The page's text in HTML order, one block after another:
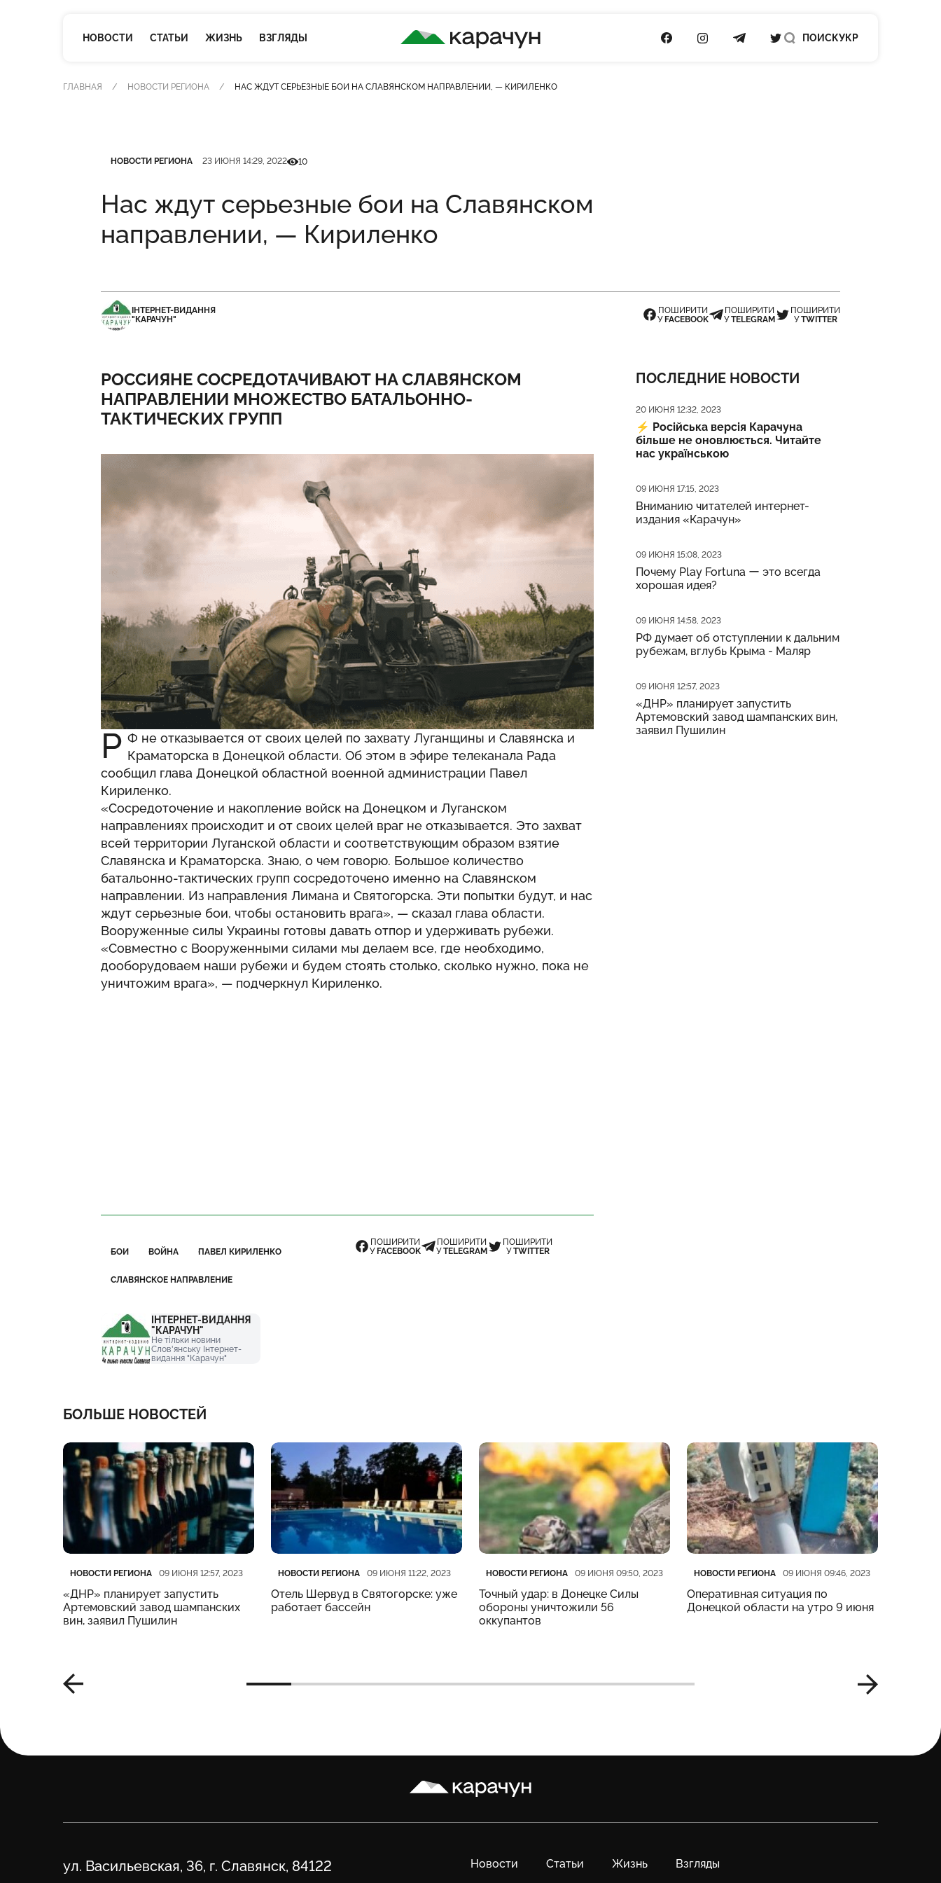
НОВОСТИ СТАТЬИ ЖИЗНЬ ВЗГЛЯДЫ
КАРАЧУН
ПОСИЛАННЯ НА FACEBOOK
ПОСИЛАННЯ НА INSTAGRAM
ПОСИЛАННЯ НА TELEGRAM
ПОСИЛАННЯ НА TWITTER
ПОИСКУКР
ГЛАВНАЯ НОВОСТИ РЕГИОНА НАС ЖДУТ СЕРЬЕЗНЫЕ БОИ НА СЛАВЯНСКОМ НАПРАВЛЕНИИ, — КИРИЛЕНКО
НОВОСТИ РЕГИОНА 23 ИЮНЯ 14:29, 2022Кількість переглядів
10
Нас ждут серьезные бои на Славянском
направлении, — Кириленко
ІНТЕРНЕТ-ВИДАННЯ
"КАРАЧУН"
ПОШИРИТИ
У FACEBOOK
ПОШИРИТИ
УTELEGRAM
ПОШИРИТИ
УTWITTER
РОССИЯНЕ СОСРЕДОТАЧИВАЮТ НА СЛАВЯНСКОМ
НАПРАВЛЕНИИ МНОЖЕСТВО БАТАЛЬОННО-
ТАКТИЧЕСКИХ ГРУПП
Р Ф не отказывается от своих целей по захвату Луганщины и Славянска и
Краматорска в Донецкой области. Об этом в эфире телеканала Рада
сообщил глава Донецкой областной военной администрации Павел
Кириленко.
«Сосредоточение и накопление войск на Донецком и Луганском
направлениях происходит и от своих целей враг не отказывается. Это захват
всей территории Луганской области и соответствующим образом взятие
Славянска и Краматорска. Знаю, о чем говорю. Большое количество
батальонно-тактических групп сосредоточено именно на Славянском
направлении. Из направления Лимана и Святогорска. Эти попытки будут, и нас
ждут серьезные бои, чтобы остановить врага», — сказал глава области.
Вооруженные силы Украины готовы давать отпор и удерживать рубежи.
«Совместно с Вооруженными силами мы делаем все, где необходимо,
дооборудоваем наши рубежи и будем стоять столько, сколько нужно, пока не
уничтожим врага», — подчеркнул Кириленко.
БОИ ВОЙНА ПАВЕЛ КИРИЛЕНКО
СЛАВЯНСКОЕ НАПРАВЛЕНИЕ
ПОШИРИТИ
У FACEBOOK
ПОШИРИТИ
УTELEGRAM
ПОШИРИТИ
УTWITTER
ІНТЕРНЕТ-ВИДАННЯ
"КАРАЧУН"
Не тільки новини
Слов'янську Інтернет-
видання "Карачун"
ПОСЛЕДНИЕ НОВОСТИ
Дата публикации
20 ИЮНЯ 12:32, 2023
⚡️ Російська версія Карачуна
більше не оновлюється. Читайте
нас українською
Дата публикации
09 ИЮНЯ 17:15, 2023
Вниманию читателей интернет-
издания «Карачун»
Дата публикации
09 ИЮНЯ 15:08, 2023
Почему Play Fortuna ー это всегда
хорошая идея?
Дата публикации
09 ИЮНЯ 14:58, 2023
РФ думает об отступлении к дальним
рубежам, вглубь Крыма - Маляр
Дата публикации
09 ИЮНЯ 12:57, 2023
«ДНР» планирует запустить
Артемовский завод шампанских вин,
заявил Пушилин
БОЛЬШЕ НОВОСТЕЙ
Категория
НОВОСТИ РЕГИОНА
Дата публикации 09 ИЮНЯ 12:57, 2023
«ДНР» планирует запустить
Артемовский завод шампанских
вин, заявил Пушилин
Категория
НОВОСТИ РЕГИОНА
Дата публикации 09 ИЮНЯ 11:22, 2023
Отель Шервуд в Святогорске: уже
работает бассейн
Категория
НОВОСТИ РЕГИОНА
Дата публикации 09 ИЮНЯ 09:50, 2023
Точный удар: в Донецке Силы
обороны уничтожили 56
оккупантов
Категория
НОВОСТИ РЕГИОНА
Дата публикации 09 ИЮНЯ 09:46, 2023
Оперативная ситуация по
Донецкой области на утро 9 июня
Карачун
Новости Статьи Жизнь Взгляды
Адрес
ул. Васильевская, 36, г. Славянск, 84122